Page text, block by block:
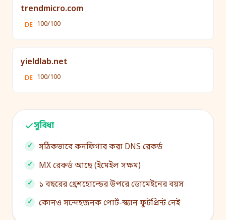
trendmicro.com
DE 100/100
yieldlab.net
DE 100/100
সুবিধা
সঠিকভাবে কনফিগার করা DNS রেকর্ড
MX রেকর্ড আছে (ইমেইল সক্ষম)
১ বছরের থ্রেশহোল্ডের উপরে ডোমেইনের বয়স
কোনও সন্দেহজনক পোর্ট-স্ক্যান ফুটপ্রিন্ট নেই